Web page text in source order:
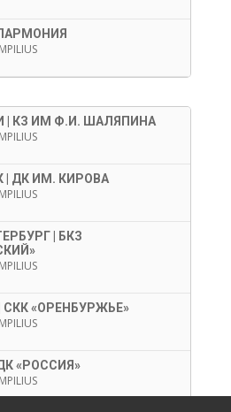
| КЗ ИМ Ф.И. ШАЛЯПИНА
| ДК ИМ. КИРОВА
| БКЗ
СКК «ОРЕНБУРЖЬЕ»
«РОССИЯ»